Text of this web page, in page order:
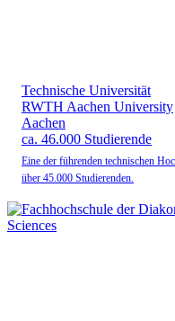
Technische Universität
RWTH Aachen University
Aachen
ca. 46.000 Studierende
Eine der führenden technischen
über 45.000 Studierenden.